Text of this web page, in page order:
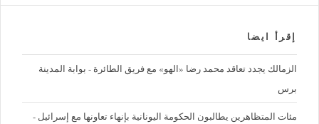
إقرأ ايضا
الزمالك يجدد تعاقد محمد رضا «الهو» مع فريق الطائرة - بوابة المدينة
برس
مئات المتظاهرين يطالبون الحكومة اليونانية بإنهاء تعاونها مع إسرائيل -